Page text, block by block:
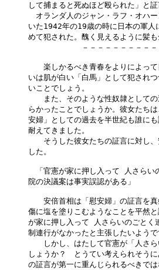
して捕まると死ぬほど殴られた」と証
オランダ人のジャン・ラフ・オハ
いた1942年の19歳の時に日本の軍人
めて犯された。醜く見えるように髪
－－－－－－－－－－－－
楽しかるべき青春をよりによって
いは肌が白い「白馬」として犯され
いことでしょう。
また、そのような性奴隷としての
らかったことでしょうか。彼女たち
安婦」としての過去を半世紀も誰に
耐えてきました。
そうした彼女たちの証言に対し、
した。
「官憲が家に押し入って 人さらい
院の決議案は事実誤認がある」
安倍首相は「慰安婦」の証言を真
傷に塩を塗りこむようなことを平然
が家に押し入って 人さらいのごとく
制連行がなかったと主張したいようで
しかし、はたして官憲が「人さら
しょうか？　とうてい考えられそう
の証言が第一に重んじられるべきで